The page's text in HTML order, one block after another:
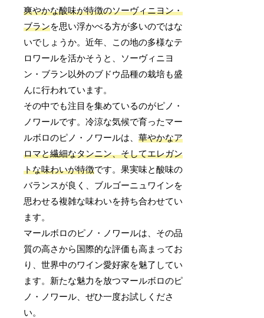
爽やかな酸味が特徴のソーヴィニヨン・
ブランを思い浮かべる方が多いのではな
いでしょうか。近年、この地の多様なテ
ロワールを活かそうと、ソーヴィニヨ
ン・ブラン以外のブドウ品種の栽培も盛
んに行われています。
その中でも注目を集めているのがピノ・
ノワールです。冷涼な気候で育ったマー
ルボロのピノ・ノワールは、華やかなア
ロマと繊細なタンニン、そしてエレガン
トな味わいが特徴です。果実味と酸味の
バランスが良く、ブルゴーニュワインを
思わせる複雑な味わいを持ち合わせてい
ます。
マールボロのピノ・ノワールは、その品
質の高さから国際的な評価も高まってお
り、世界中のワイン愛好家を魅了してい
ます。新たな魅力を放つマールボロのピ
ノ・ノワール、ぜひ一度お試しくださ
い。